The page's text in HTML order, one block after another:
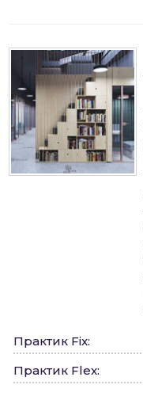
Практик Fix:
Практик Flex: